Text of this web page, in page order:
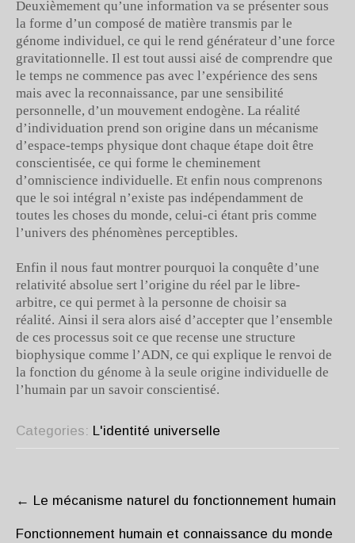
Deuxièmement qu’une information va se présenter sous
la forme d’un composé de matière transmis par le
génome individuel, ce qui le rend générateur d’une force
gravitationnelle. Il est tout aussi aisé de comprendre que
le temps ne commence pas avec l’expérience des sens
mais avec la reconnaissance, par une sensibilité
personnelle, d’un mouvement endogène. La réalité
d’individuation prend son origine dans un mécanisme
d’espace-temps physique dont chaque étape doit être
conscientisée, ce qui forme le cheminement
d’omniscience individuelle. Et enfin nous comprenons
que le soi intégral n’existe pas indépendamment de
toutes les choses du monde, celui-ci étant pris comme
l’univers des phénomènes perceptibles.
Enfin il nous faut montrer pourquoi la conquête d’une
relativité absolue sert l’origine du réel par le libre-
arbitre, ce qui permet à la personne de choisir sa
réalité. Ainsi il sera alors aisé d’accepter que l’ensemble
de ces processus soit ce que recense une structure
biophysique comme l’ADN, ce qui explique le renvoi de
la fonction du génome à la seule origine individuelle de
l’humain par un savoir conscientisé.
Categories: L'identité universelle
NAVIGATION
← Le mécanisme naturel du fonctionnement humain
Fonctionnement humain et connaissance du monde